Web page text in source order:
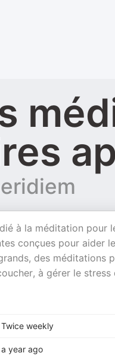
à la méditation
conçues pour aider
des
à gérer le stress
Twice weekly
a year ago